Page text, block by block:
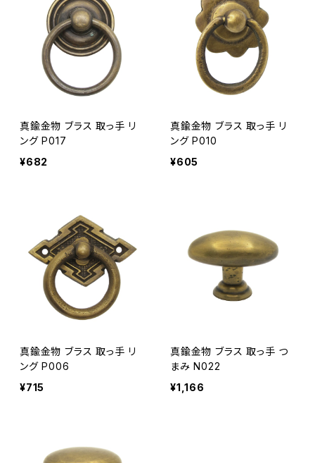
真鍮金物 ブラス 取っ手 リ
ング P017
¥682
真鍮金物 ブラス 取っ手 リ
ング P010
¥605
真鍮金物 ブラス 取っ手 リ
ング P006
¥715
真鍮金物 ブラス 取っ手 つ
まみ N022
¥1,166